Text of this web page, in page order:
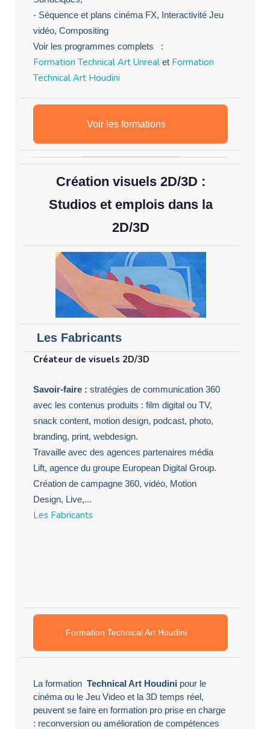
- Séquence et plans cinéma FX, Interactivité Jeu
vidéo, Compositing
Voir les programmes complets :
Formation Technical Art Unreal et Formation
Technical Art Houdini
Voir les formations
Création visuels 2D/3D :
Studios et emplois dans la
2D/3D
Les Fabricants
Créateur de visuels 2D/3D
Savoir-faire : stratégies de communication 360
avec les contenus produits : film digital ou TV,
snack content, motion design, podcast, photo,
branding, print, webdesign.
Travaille avec des agences partenaires média
Lift, agence du groupe European Digital Group.
Création de campagne 360, vidéo, Motion
Design, Live,...
Les Fabricants
Formation Technical Art Houdini
La formation Technical Art Houdini pour le
cinéma ou le Jeu Video et la 3D temps réel,
peuvent se faire en formation pro prise en charge
: reconversion ou amélioration de compétences